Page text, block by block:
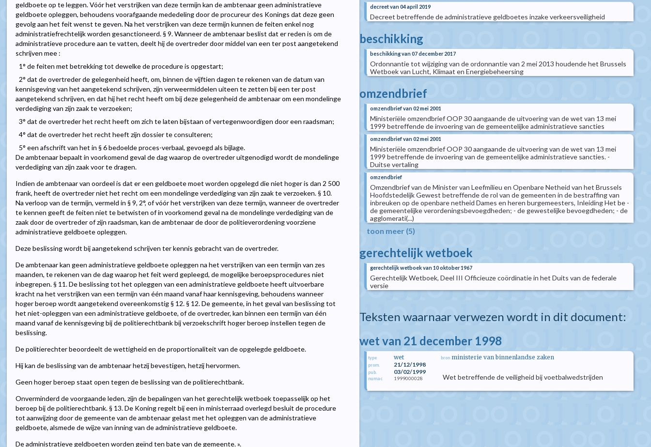
geldboete op te leggen. Vóór het verstrijken van deze termijn kan de ambtenaar geen administratieve
geldboete opleggen, behoudens voorafgaande mededeling door de procureur des Konings dat deze geen
gevolg aan het feit wenst te geven. Na het verstrijken van deze termijn kunnen de feiten enkel nog
administratiefrechtelijk worden gesanctioneerd. § 9. Wanneer de ambtenaar beslist dat er reden is om de
administratieve procedure aan te vatten, deelt hij de overtreder door middel van een ter post aangetekend
schrijven mee :
1° de feiten met betrekking tot dewelke de procedure is opgestart;
2° dat de overtreder de gelegenheid heeft, om, binnen de vijftien dagen te rekenen van de datum van
kennisgeving van het aangetekend schrijven, zijn verweermiddelen uiteen te zetten bij een ter post
aangetekend schrijven, en dat hij het recht heeft om bij deze gelegenheid de ambtenaar om een mondelinge
verdediging van zijn zaak te verzoeken;
3° dat de overtreder het recht heeft om zich te laten bijstaan of vertegenwoordigen door een raadsman;
4° dat de overtreder het recht heeft zijn dossier te consulteren;
5° een afschrift van het in § 6 bedoelde proces-verbaal, gevoegd als bijlage.
De ambtenaar bepaalt in voorkomend geval de dag waarop de overtreder uitgenodigd wordt de mondelinge
verdediging van zijn zaak voor te dragen.
Indien de ambtenaar van oordeel is dat er een geldboete moet worden opgelegd die niet hoger is dan 2 500
frank, heeft de overtreder niet het recht om een mondelinge verdediging van zijn zaak te verzoeken. § 10.
Na verloop van de termijn, vermeld in § 9, 2°, of vóór het verstrijken van deze termijn, wanneer de overtreder
te kennen geeft de feiten niet te betwisten of in voorkomend geval na de mondelinge verdediging van de
zaak door de overtreder of zijn raadsman, kan de ambtenaar de door de politieverordening voorziene
administratieve geldboete opleggen.
Deze beslissing wordt bij aangetekend schrijven ter kennis gebracht van de overtreder.
De ambtenaar kan geen administratieve geldboete opleggen na het verstrijken van een termijn van zes
maanden, te rekenen van de dag waarop het feit werd gepleegd, de mogelijke beroepsprocedures niet
inbegrepen. § 11. De beslissing tot het opleggen van een administratieve geldboete heeft uitvoerbare
kracht na het verstrijken van een termijn van één maand vanaf haar kennisgeving, behoudens wanneer
hoger beroep wordt aangetekend overeenkomstig § 12. § 12. De gemeente, in het geval van beslissing tot
het niet-opleggen van een administratieve geldboete, of de overtreder, kan binnen een termijn van één
maand vanaf de kennisgeving bij de politierechtbank bij verzoekschrift hoger beroep instellen tegen de
beslissing.
De politierechter beoordeelt de wettigheid en de proportionaliteit van de opgelegde geldboete.
Hij kan de beslissing van de ambtenaar hetzij bevestigen, hetzij hervormen.
Geen hoger beroep staat open tegen de beslissing van de politierechtbank.
Onverminderd de voorgaande leden, zijn de bepalingen van het gerechtelijk wetboek toepasselijk op het
beroep bij de politierechtbank. § 13. De Koning regelt bij een in ministerraad overlegd besluit de procedure
tot aanwijzing door de gemeente van de ambtenaar gelast met het opleggen van de administratieve
geldboete, alsmede de wijze van inning van de administratieve geldboete.
De administratieve geldboeten worden geïnd ten bate van de gemeente. ».
decreet van 04 april 2019
Decreet betreffende de administratieve geldboetes inzake verkeersveiligheid
beschikking
beschikking van 07 december 2017
Ordonnantie tot wijziging van de ordonnantie van 2 mei 2013 houdende het Brussels
Wetboek van Lucht, Klimaat en Energiebeheersing
omzendbrief
omzendbrief van 02 mei 2001
Ministeriële omzendbrief OOP 30 aangaande de uitvoering van de wet van 13 mei
1999 betreffende de invoering van de gemeentelijke administratieve sancties
omzendbrief van 02 mei 2001
Ministeriële omzendbrief OOP 30 aangaande de uitvoering van de wet van 13 mei
1999 betreffende de invoering van de gemeentelijke administratieve sancties. -
Duitse vertaling
omzendbrief
Omzendbrief van de Minister van Leefmilieu en Openbare Netheid van het Brussels
Hoofdstedelijk Gewest betreffende de rol van de gemeenten in de bestraffing van
inbreuken op de openbare netheid Dames en heren burgemeesters, Inleiding Het be -
de gemeentelijke verordeningsbevoegdheden; - de gewestelijke bevoegdheden; - de
agglomerati(...)
toon meer (5)
gerechtelijk wetboek
gerechtelijk wetboek van 10 oktober 1967
Gerechtelijk Wetboek, Deel III Officieuze coördinatie in het Duits van de federale
versie
Teksten waarnaar verwezen wordt in dit document:
wet van 21 december 1998
type wet
prom. 21/12/1998
pub. 03/02/1999
numac 1999000028
bron ministerie van binnenlandse zaken
Wet betreffende de veiligheid bij voetbalwedstrijden